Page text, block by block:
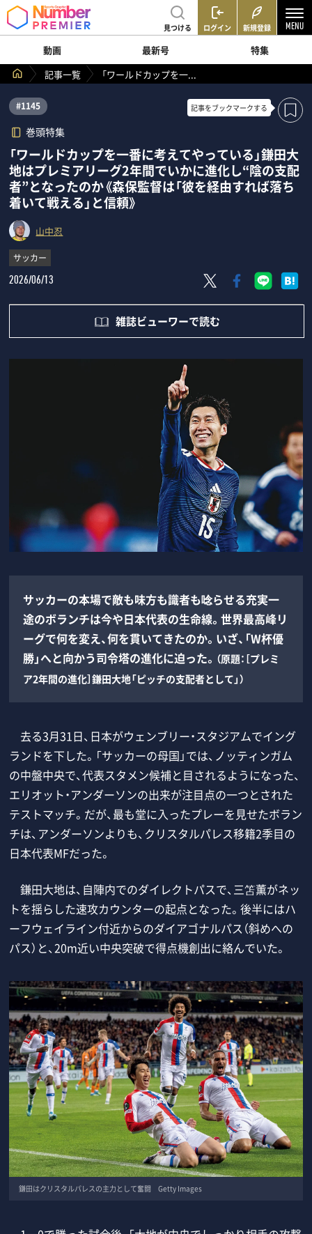
見つける ログイン 新規登録
動画 最新号
特集
記事一覧
「ワールドカップを一...
#1145
巻頭特集
記事をブックマークする
「ワールドカップを一番に考えてやっている」鎌田大
地はプレミアリーグ2年間でいかに進化し“陰の支配
者”となったのか《森保監督は「彼を経由すれば落ち
着いて戦える」と信頼》
山中忍
サッカー
2026/06/13
雑誌ビューワーで読む
サッカーの本場で敵も味方も識者も唸らせる充実一
途のボランチは今や日本代表の生命線。世界最高峰リ
ーグで何を変え、何を貫いてきたのか。いざ、「W杯優
勝」へと向かう司令塔の進化に迫った。 （原題：［プレミ
ア2年間の進化］鎌田大地「ピッチの支配者として」）
去る3月31日、日本がウェンブリー・スタジアムでイング
ランドを下した。「サッカーの母国」では、ノッティンガム
の中盤中央で、代表スタメン候補と目されるようになった、
エリオット・アンダーソンの出来が注目点の一つとされた
テストマッチ。だが、最も堂に入ったプレーを見せたボラン
チは、アンダーソンよりも、クリスタルパレス移籍2季目の
日本代表MFだった。
鎌田大地は、自陣内でのダイレクトパスで、三笘薫がネッ
トを揺らした速攻カウンターの起点となった。後半にはハ
ーフウェイライン付近からのダイアゴナルパス（斜めへの
パス）と、20m近い中央突破で得点機創出に絡んでいた。
鎌田はクリスタルパレスの主力として奮闘 Getty Images